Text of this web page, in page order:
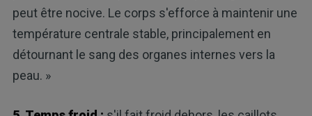
peut être nocive. Le corps s'efforce à maintenir une
température centrale stable, principalement en
détournant le sang des organes internes vers la
peau. »